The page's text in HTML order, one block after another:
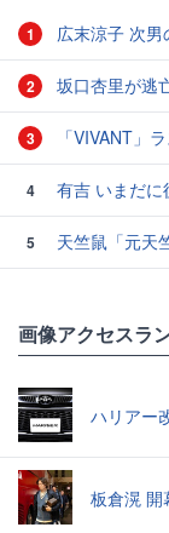
1 広末涼子 次男
2 坂口杏里が逃
3 「VIVANT」
4 有吉 いまだに
5
天竺鼠「元天
画像アクセスラ
ハリアー
板倉滉 開